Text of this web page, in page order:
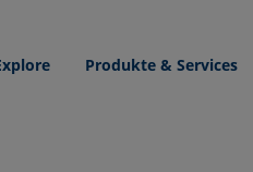
Produkte & Services